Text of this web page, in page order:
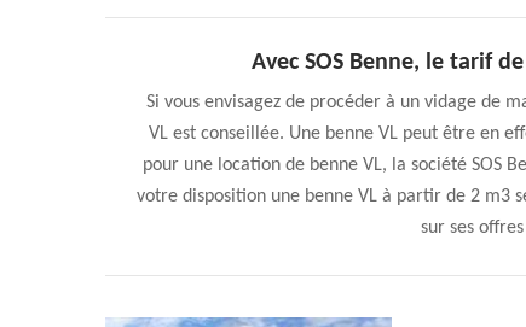
Avec SOS Benne, le tarif
Si vous envisagez de procéder à un vidage de
VL est conseillée. Une benne VL peut être en
pour une location de benne VL, la société SOS
votre disposition une benne VL à partir de 2 m3
sur ses